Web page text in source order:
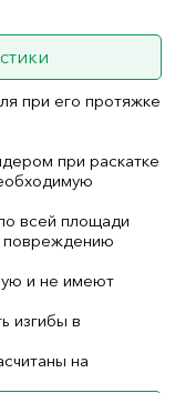
при его протяжке
при раскатке
всей площади
повреждению
и не имеют
изгибы в
на